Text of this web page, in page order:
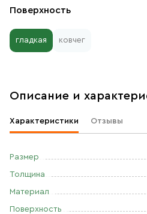
Поверхность
гладкая ковчег
Описание и
Характеристики Отзывы
Размер
Толщина
Материал
Поверхность